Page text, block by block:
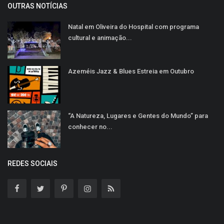
OUTRAS NOTÍCIAS
Natal em Oliveira do Hospital com programa
cultural e animação...
Azeméis Jazz & Blues Estreia em Outubro
“A Natureza, Lugares e Gentes do Mundo” para
conhecer no...
REDES SOCIAIS